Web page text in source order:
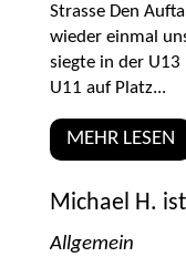
Strasse Den
wieder einmal
siegte in der
U11 auf Platz...
MEHR LESEN
Michael H.
Allgemein